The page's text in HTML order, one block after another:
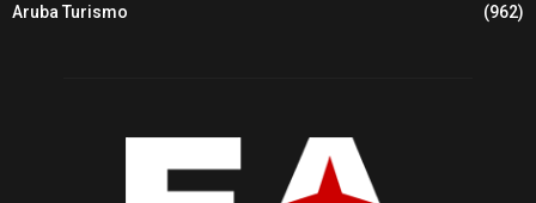
Aruba Turismo
(962)